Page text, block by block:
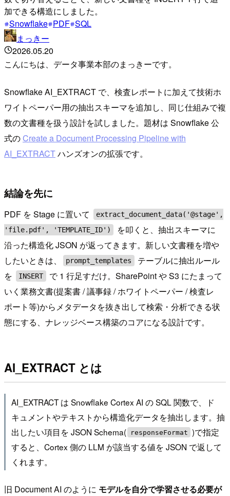
加できる構造にしました。
Snowflake PDF SQL
まっきー
2026.05.20
こんにちは、データ事業本部のまっきーです。
Snowflake AI_EXTRACT で、検査レポートに加えて技術ホ
ワイトペーパー用の抽出スキーマを追加し、同じ仕組みで複
数の文書種を扱う設計を試しました。題材は Snowflake 公
式のCreate a Document Processing Pipeline with
AI_EXTRACTハンズオンの拡張です。
結論を先に
PDF を Stage に置いて
extract_document_data('@stage',
'file.pdf', 'TEMPLATE_ID')
を叩くと、抽出スキーマに
沿った構造化 JSON が返ってきます。新しい文書種を増や
したいときは、
prompt_templates
テーブルに抽出ルール
を
INSERT
で 1 行足すだけ。SharePoint や S3 にたまって
いく業務文書(提案書 / 議事録 / ホワイトペーパー / 検査レ
ポート等)からメタデータを抜き出して検索・分析できる状
態にする、ナレッジベース構築のコアになる設計です。
AI_EXTRACT とは
AI_EXTRACT は Snowflake Cortex AI の SQL 関数で、ド
キュメントやテキストから構造化データを抽出します。抽
出したい項目を JSON Schema(
responseFormat )で指定
すると、Cortex 側の LLM が該当する値を JSON で返して
くれます。
旧 Document AI のように モデルを自分で学習させる必要が